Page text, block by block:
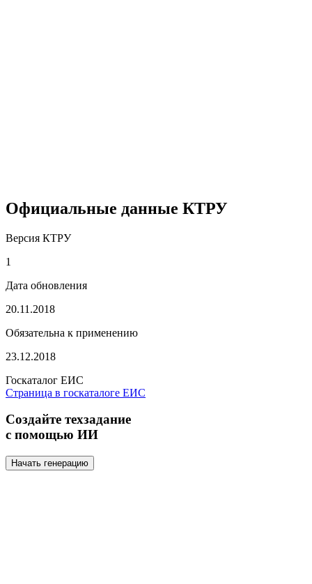
Официальные данные КТРУ
Версия КТРУ
1
Дата обновления
20.11.2018
Обязательна к применению
23.12.2018
Госкаталог ЕИС
Страница в госкаталоге ЕИС
Создайте техзадание
с помощью ИИ
Начать генерацию